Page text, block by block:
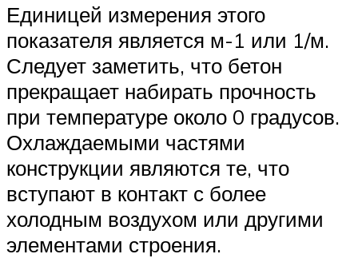
Единицей измерения этого
показателя является м-1 или 1/м.
Следует заметить, что бетон
прекращает набирать прочность
при температуре около 0 градусов.
Охлаждаемыми частями
конструкции являются те, что
вступают в контакт с более
холодным воздухом или другими
элементами строения.